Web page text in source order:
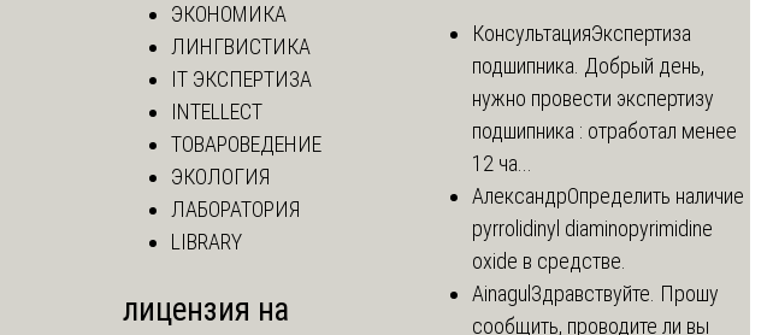
ЭКОНОМИКА
ЛИНГВИСТИКА
IT ЭКСПЕРТИЗА
INTELLECT
ТОВАРОВЕДЕНИЕ
ЭКОЛОГИЯ
ЛАБОРАТОРИЯ
LIBRARY
лицензия на
КонсультацияЭкспертиза
подшипника. Добрый день,
нужно провести экспертизу
подшипника : отработал менее
12 ча...
АлександрОпределить наличие
pyrrolidinyl diaminopyrimidine
oxide в средстве.
Ainagul Здравствуйте. Прошу
сообщить, проводите ли вы